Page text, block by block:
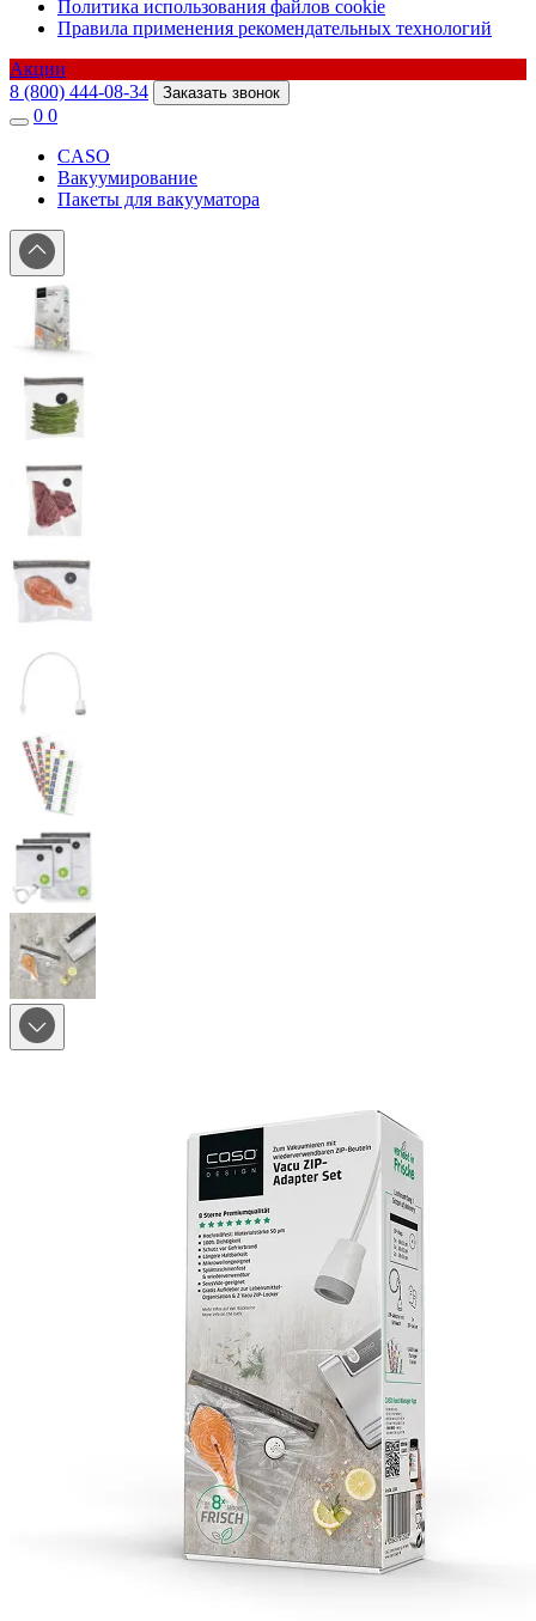
Политика использования файлов cookie
Правила применения рекомендательных технологий
Акции
8 (800) 444-08-34
Заказать звонок
0 0
CASO
Вакуумирование
Пакеты для вакууматора